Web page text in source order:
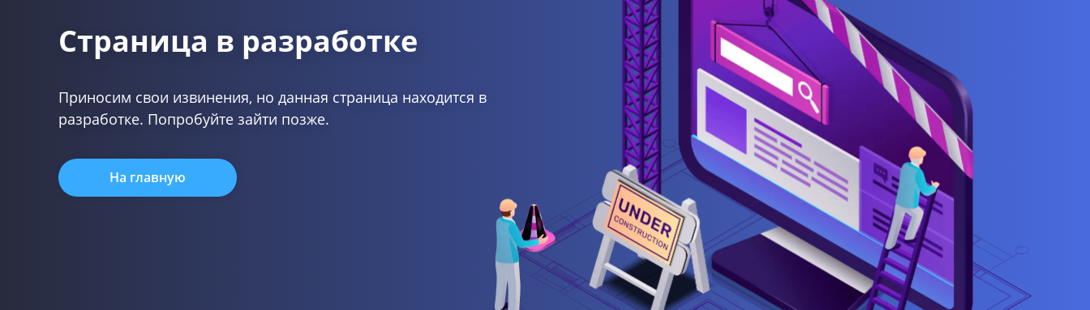
Страница в разработке
Приносим свои извинения, но данная страница находится в
разработке. Попробуйте зайти позже.
На главную